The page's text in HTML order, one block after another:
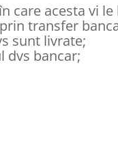
care acesta vi le
transfer
sunt livrate;
dvs bancar;